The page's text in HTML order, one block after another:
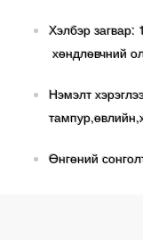
Хэлбэр
хөндлөвчний
Нэмэлт
Өнгөний